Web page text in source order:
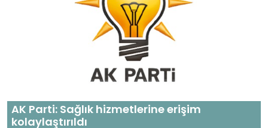
AK Parti: Sağlık hizmetlerine erişim
kolaylaştırıldı